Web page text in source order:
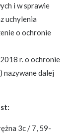
i w sprawie
uchylenia
o ochronie
r. o ochronie
nazywane dalej
3c / 7, 59-